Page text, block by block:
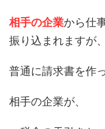
相手の企業から仕
振り込まれますが、
普通に請求書を作
相手の企業が、